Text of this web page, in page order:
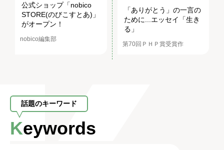
公式ショップ「nobico
STORE(のびこすとあ)」
がオープン！
nobico編集部
「ありがとう」の一言の
ために...エッセイ「生き
る」
第70回ＰＨＰ賞受賞作
話題のキーワード
Keywords